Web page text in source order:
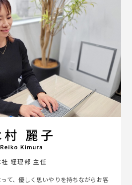
社 経理部 主任
て、優しく思いやりを持ちながらお客